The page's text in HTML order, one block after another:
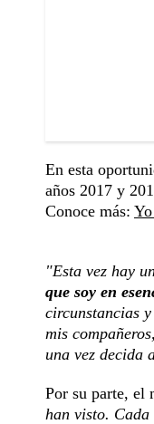
En esta
años 2017 y
Conoce más:
"Esta vez hay
que soy en
circunstancias
mis
una vez decida
Por su parte, el
han visto. Cada